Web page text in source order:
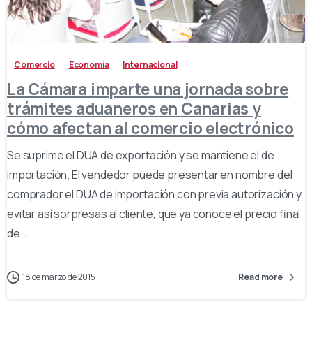
-
Comercio Economía Internacional
La Cámara imparte una jornada sobre
trámites aduaneros en Canarias y
cómo afectan al comercio electrónico
Se suprime el DUA de exportación y se mantiene el de
importación. El vendedor puede presentar en nombre del
comprador el DUA de importación con previa autorización y
evitar así sorpresas al cliente, que ya conoce el precio final
de...
18 de marzo de 2015 Read more